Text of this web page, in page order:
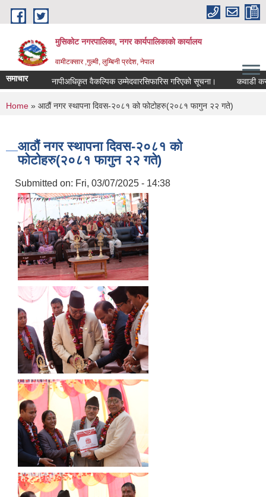
Skip to main content
मुसिकोट नगरपालिका, नगर कार्यपालिकाकाे कार्यालय
वामीटक्सार ,गुल्मी, लुम्बिनी प्रदेश, नेपाल
समाचार नापीअधिकृत वैकल्पिक उम्मेदवारसिफारिस गरिएको सूचना। कवाडी करको
You are here
Home » आठौं नगर स्थापना दिवस-२०८१ को फोटोहरु(२०८१ फागुन २२ गते)
आठौं नगर स्थापना दिवस-२०८१ को
फोटोहरु(२०८१ फागुन २२ गते)
Submitted on: Fri, 03/07/2025 - 14:38